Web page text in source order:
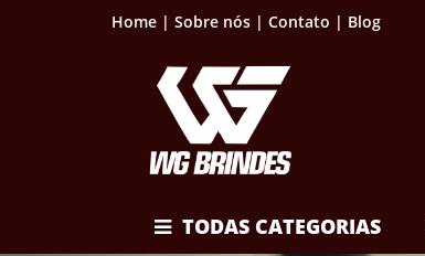
Home | Sobre nós | Contato | Blog
TODAS CATEGORIAS